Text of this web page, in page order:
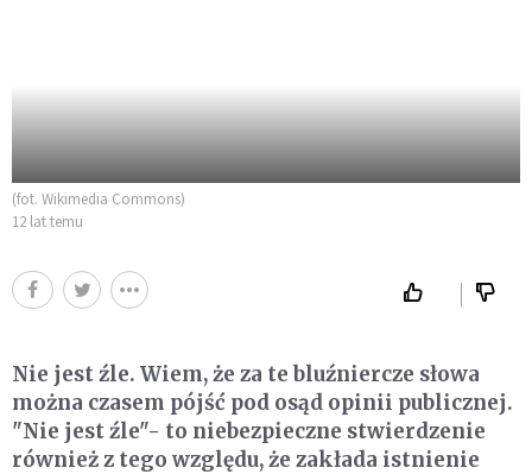
(fot. Wikimedia Commons)
12 lat temu
Nie jest źle. Wiem, że za te bluźniercze słowa
można czasem pójść pod osąd opinii publicznej.
"Nie jest źle"- to niebezpieczne stwierdzenie
również z tego względu, że zakłada istnienie